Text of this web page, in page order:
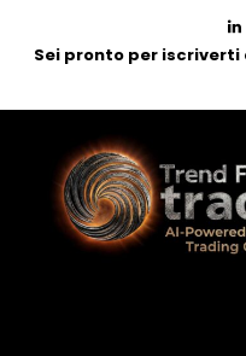
Sei pronto per iscriverti